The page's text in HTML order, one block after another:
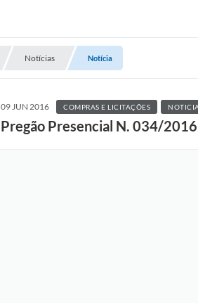
Notícias Notícia
09 JUN 2016 COMPRAS E LICITAÇÕES
Pregão Presencial N. 034/2016